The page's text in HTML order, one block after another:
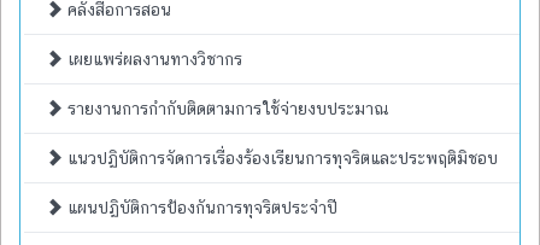
คลังสื่อการสอน
เผยแพร่ผลงานทางวิชากร
รายงานการกำกับติดตามการใช้จ่ายงบประมาณ
แนวปฏิบัติการจัดการเรื่องร้องเรียนการทุจริตและประพฤติมิชอบ
แผนปฏิบัติการป้องกันการทุจริตประจำปี